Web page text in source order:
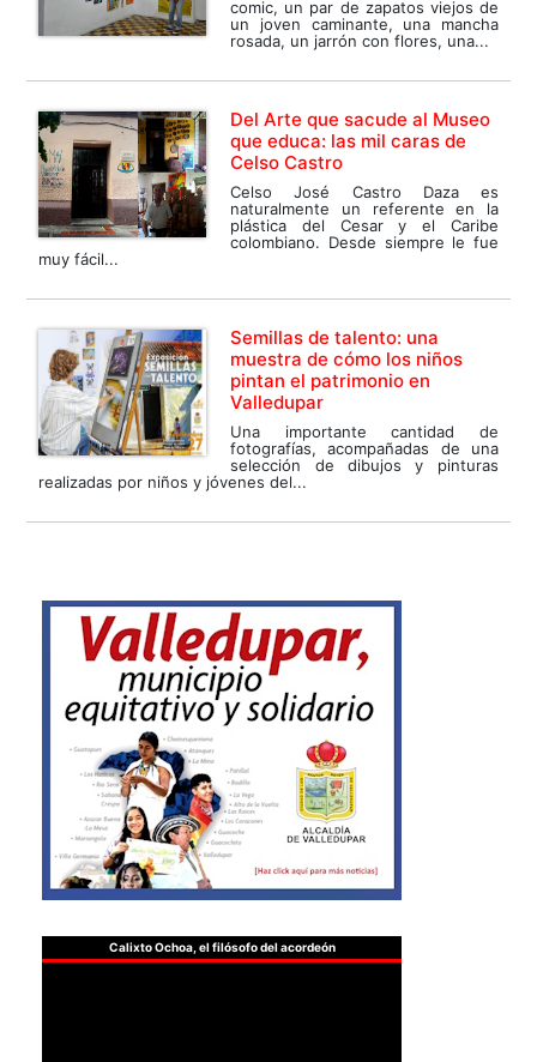
comic, un par de zapatos viejos de
un joven caminante, una mancha
rosada, un jarrón con flores, una...
Del Arte que sacude al Museo
que educa: las mil caras de
Celso Castro
Celso José Castro Daza es
naturalmente un referente en la
plástica del Cesar y el Caribe
colombiano. Desde siempre le fue
muy fácil...
Semillas de talento: una
muestra de cómo los niños
pintan el patrimonio en
Valledupar
Una importante cantidad de
fotografías, acompañadas de una
selección de dibujos y pinturas
realizadas por niños y jóvenes del...
Calixto Ochoa, el filósofo del acordeón